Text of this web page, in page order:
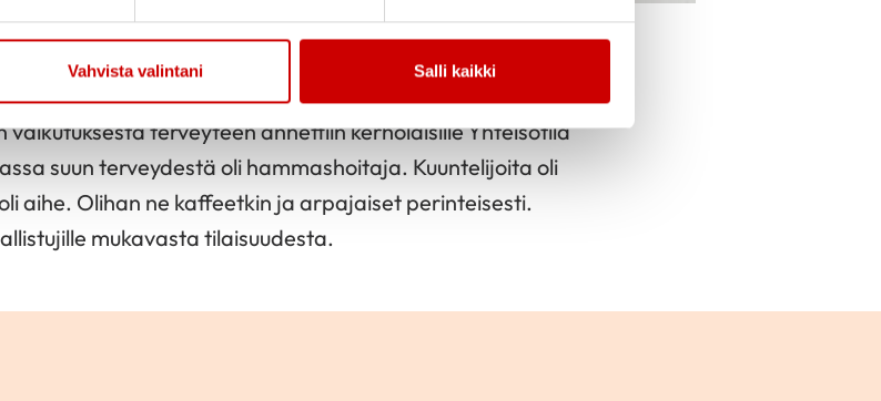
Vahvista valintani Salli kaikki
terveyteen annettiin kerholaisille Yhteisötila
suun terveydestä oli hammashoitaja. Kuuntelijoita oli
aihe. Olihan ne kaffeetkin ja arpajaiset perinteisesti.
mukavasta tilaisuudesta.